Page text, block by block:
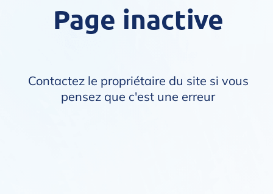
Page inactive
Contactez le propriétaire du site si vous
pensez que c'est une erreur